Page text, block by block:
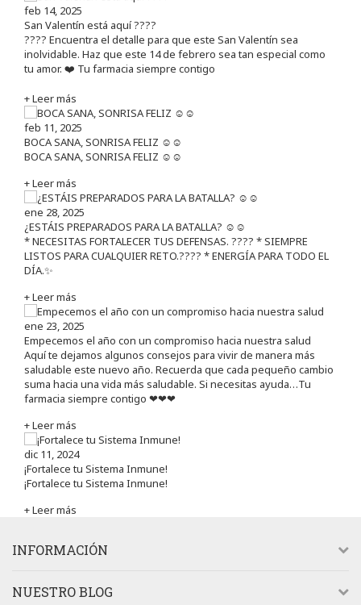
feb 14, 2025
San Valentín está aquí ????
???? Encuentra el detalle para que este San Valentín sea
inolvidable. Haz que este 14 de febrero sea tan especial como
tu amor. ❤️ Tu farmacia siempre contigo
+ Leer más
feb 11, 2025
BOCA SANA, SONRISA FELIZ ☺️☺️
BOCA SANA, SONRISA FELIZ ☺️☺️
+ Leer más
ene 28, 2025
¿ESTÁIS PREPARADOS PARA LA BATALLA? ☺️☺️
* NECESITAS FORTALECER TUS DEFENSAS. ????️ * SIEMPRE
LISTOS PARA CUALQUIER RETO.???? * ENERGÍA PARA TODO EL
DÍA.✨
+ Leer más
ene 23, 2025
Empecemos el año con un compromiso hacia nuestra salud
Aquí te dejamos algunos consejos para vivir de manera más
saludable este nuevo año. Recuerda que cada pequeño cambio
suma hacia una vida más saludable. Si necesitas ayuda…Tu
farmacia siempre contigo ❤❤❤
+ Leer más
dic 11, 2024
¡Fortalece tu Sistema Inmune!
¡Fortalece tu Sistema Inmune!
+ Leer más
INFORMACIÓN
NUESTRO BLOG